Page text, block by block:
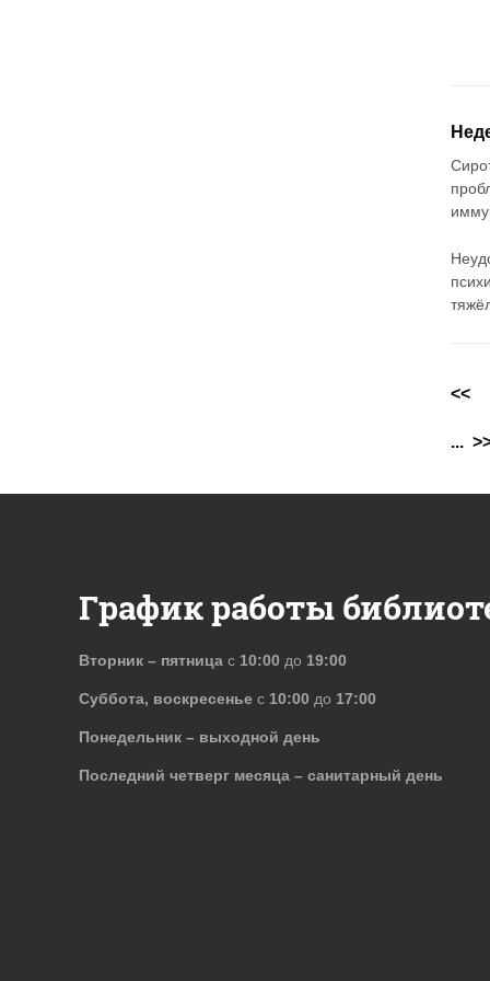
<<
...
График работы
Вторник – пятница с 10:00 до 19:00
Суббота, воскресенье с 10:00 до 17:00
Понедельник – выходной день
Последний четверг месяца – санитарный день